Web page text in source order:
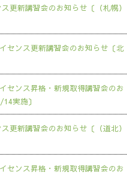
更新講習会のお知らせ〔（札幌）
センス更新講習会のお知らせ〔北
センス昇格・新規取得講習会のお
実施〕
更新講習会のお知らせ〔（道北）
センス昇格・新規取得講習会のお